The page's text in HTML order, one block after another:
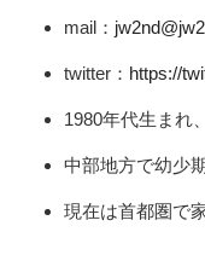
mail：
twitter： https://
1980年代生まれ
中部地方で幼少
現在は首都圏で